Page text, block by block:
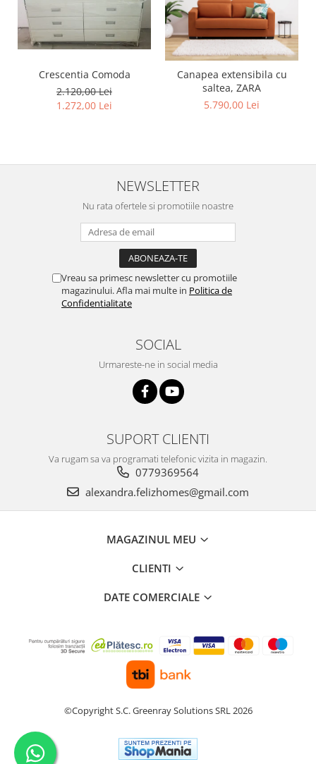
Crescentia Comoda
2.120,00 Lei
1.272,00 Lei
Canapea extensibila cu
saltea, ZARA
5.790,00 Lei
NEWSLETTER
Nu rata ofertele si promotiile noastre
Vreau sa primesc newsletter cu promotiile
magazinului. Afla mai multe in Politica de
Confidentialitate
SOCIAL
Urmareste-ne in social media
SUPORT CLIENTI
Va rugam sa va programati telefonic vizita in magazin.
0779369564
alexandra.felizhomes@gmail.com
MAGAZINUL MEU
CLIENTI
DATE COMERCIALE
©Copyright S.C. Greenray Solutions SRL 2026